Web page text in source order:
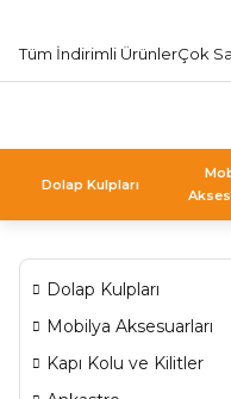
Tüm İndirimli ÜrünlerÇok
Dolap Kulpları
Dolap Kulpları
Mobilya Aksesuarları
Kapı Kolu ve Kilitler